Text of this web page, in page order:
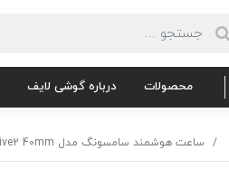
محصولات درباره گوشی لایف
ساعت هوشمند سامسونگ مدل Galaxy Watch Active2 40mm